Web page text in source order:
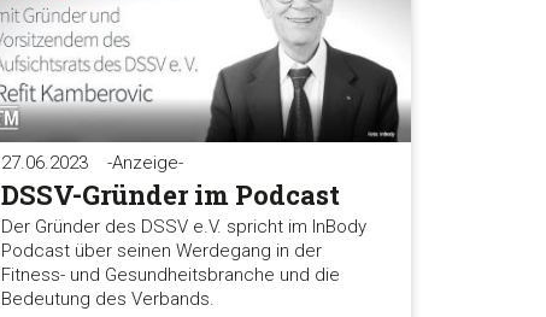
27.06.2023 -Anzeige-
DSSV-Gründer im Podcast
Der Gründer des DSSV e.V. spricht im InBody
Podcast über seinen Werdegang in der
Fitness- und Gesundheitsbranche und die
Bedeutung des Verbands.